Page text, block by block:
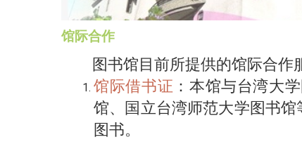
馆际合作
图书馆目前所提供的馆际合作
馆际借书证 ：本馆与台湾大
馆、国立台湾师范大学图书
图书。